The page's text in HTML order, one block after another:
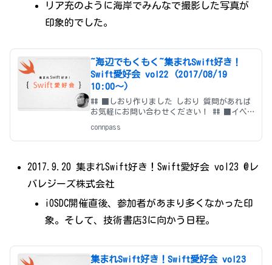
リア充のように海岸でみんなで撮影した写真が
印象的でした。
~海辺でもくもく~集まれSwift好き！
Swift愛好会 vol22 (2017/08/19
10:00〜)
## ■しおり作りました しおり 質問があれば
お気軽にお問い合わせください！ ## ■イベ
でビール片手にわいわいもうもく会です！ *
Swiftからプログラムを始めた方 * O
connpass
2017.9.20 集まれSwift好き！Swift愛好会 vol23 @レ
バレジーズ株式会社
iOSDC開催直後、参加者があまり多くなかった印
象。そして、技術書店3に向かう日程。
集まれSwift好き！Swift愛好会 vol23